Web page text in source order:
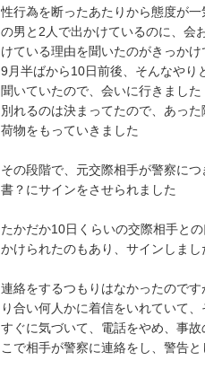
性行為を断ったあたりから態度が
の男と2人で出かけているのに、会
けている理由を聞いたのがきっか
9月半ばから10日前後、そんなやり
聞いていたので、会いに行きました
別れるのは決まってたので、あっ
荷物をもっていきました
その段階で、元交際相手が警察に
書？にサインをさせられました
たかだか10日くらいの交際相手と
かけられたのもあり、サインしまし
連絡をするつもりはなかったので
り合い何人かに着信をいれていて
すぐに気づいて、電話をやめ、事
こで相手が警察に連絡をし、警告